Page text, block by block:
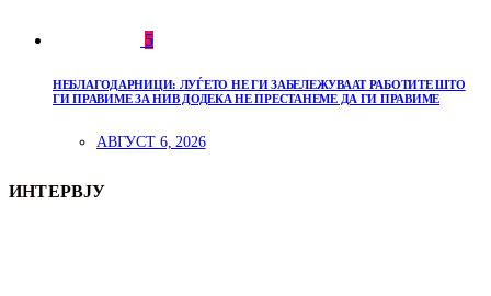
5
НЕБЛАГОДАРНИЦИ: ЛУЃЕТО НЕ ГИ ЗАБЕЛЕЖУВААТ РАБОТИТЕ ШТО
ГИ ПРАВИМЕ ЗА НИВ ДОДЕКА НЕ ПРЕСТАНЕМЕ ДА ГИ ПРАВИМЕ
АВГУСТ 6, 2026
ИНТЕРВЈУ